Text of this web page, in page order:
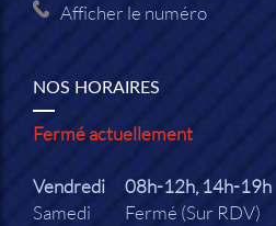
Afficher le numéro
NOS HORAIRES
Fermé actuellement
Vendredi
08h-12h, 14h-19h
Samedi
Fermé (Sur RDV)